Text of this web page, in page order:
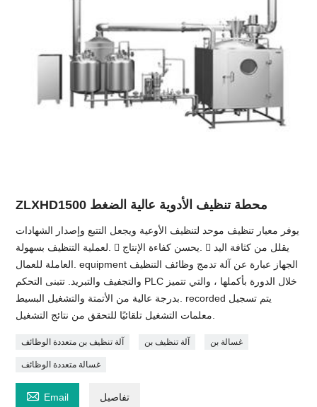
ZLXHD1500 محطة تنظيف الأدوية عالية الضغط
يوفر معيار تنظيف موحد لتنظيف الأوعية ويجعل التتبع وإصدار الشهادات
لعملية التنظيف بسهولة.  يحسن كفاءة الإنتاج.  يقلل من كثافة اليد
العاملة للعمال. equipment الجهاز عبارة عن آلة تدمج وظائف التنظيف
والتجفيف والتبريد. تتبنى التحكم PLC خلال الدورة بأكملها ، والتي تتميز
بدرجة عالية من الأتمتة والتشغيل البسيط. recorded يتم تسجيل
آلة تنظيف بن متعددة الوظائف آلة تنظيف بن غسالة بن
غسالة متعددة الوظائف
 Email تفاصيل